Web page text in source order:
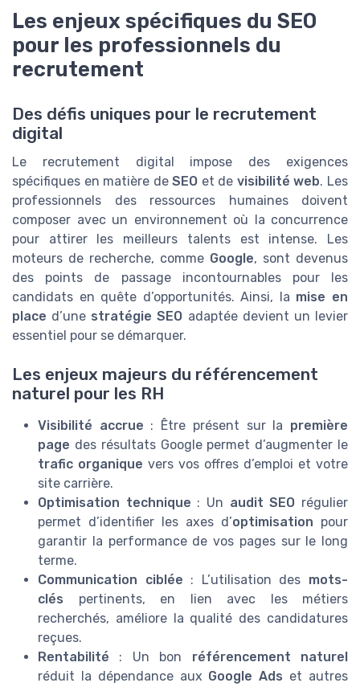
Les enjeux spécifiques du SEO
pour les professionnels du
recrutement
Des défis uniques pour le recrutement
digital
Le recrutement digital impose des exigences
spécifiques en matière deSEO et de visibilité web. Les
professionnels des ressources humaines doivent
composer avec un environnement où la concurrence
pour attirer les meilleurs talents est intense. Les
moteurs de recherche, comme Google, sont devenus
des points de passage incontournables pour les
candidats en quête d’opportunités. Ainsi, la mise en
place d’une stratégie SEO adaptée devient un levier
essentiel pour se démarquer.
Les enjeux majeurs du référencement
naturel pour les RH
Visibilité accrue : Être présent sur la première
page des résultats Google permet d’augmenter le
trafic organique vers vos offres d’emploi et votre
site carrière.
Optimisation technique : Un audit SEO régulier
permet d’identifier les axes d’optimisation pour
garantir la performance de vos pages sur le long
terme.
Communication ciblée : L’utilisation des mots-
clés pertinents, en lien avec les métiers
recherchés, améliore la qualité des candidatures
reçues.
Rentabilité : Un bon référencement naturel
réduit la dépendance aux Google Ads et autres